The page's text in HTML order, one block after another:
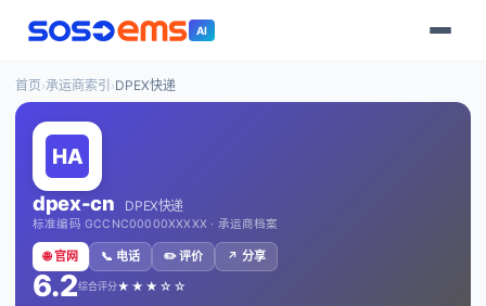
AI
首页›承运商索引 ›DPEX快递
dpex-cn DPEX快递
标准编码 GCCNC00000XXXXX · 承运商档案
🌐 官网 📞 电话 ✏️ 评价 ↗️ 分享
6.2综合评分★★★☆☆